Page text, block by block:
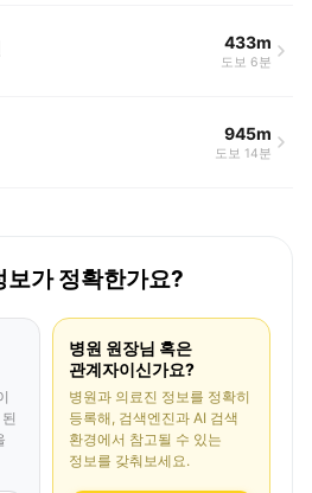
433m
도보 6분
945m
도보 14분
보가 정확한가요?
병원 원장님 혹은
관계자이신가요?
병원과 의료진 정보를 정확히
등록해, 검색엔진과 AI 검색
환경에서 참고될 수 있는
정보를 갖춰보세요.